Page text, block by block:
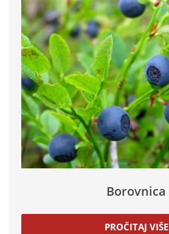
Borovnica
PROČITAJ VIŠE